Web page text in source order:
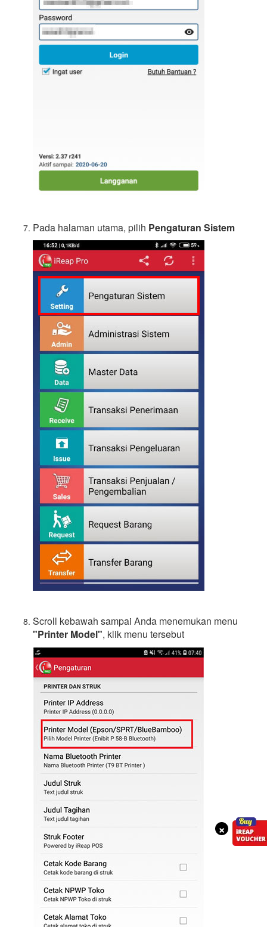
×
Pada halaman utama, pilih Pengaturan Sistem
Scroll kebawah sampai Anda menemukan menu
"Printer Model", klik menu tersebut